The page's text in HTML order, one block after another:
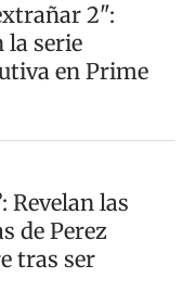
2":
la serie
en Prime
Revelan las
de Perez
tras ser